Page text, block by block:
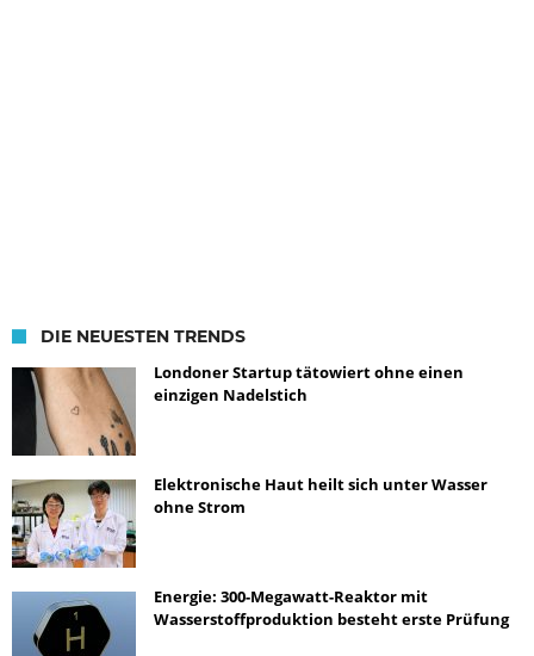
DIE NEUESTEN TRENDS
Londoner Startup tätowiert ohne einen
einzigen Nadelstich
Elektronische Haut heilt sich unter Wasser
ohne Strom
Energie: 300-Megawatt-Reaktor mit
Wasserstoffproduktion besteht erste Prüfung